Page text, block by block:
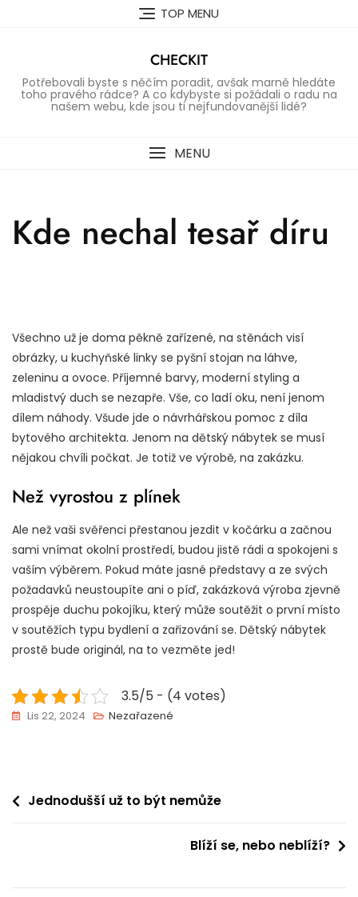
TOP MENU
CHECKIT
Potřebovali byste s něčím poradit, avšak marně hledáte
toho pravého rádce? A co kdybyste si požádali o radu na
našem webu, kde jsou ti nejfundovanější lidé?
MENU
Kde nechal tesař díru
Všechno už je doma pěkně zařízené, na stěnách visí
obrázky, u kuchyňské linky se pyšní stojan na láhve,
zeleninu a ovoce. Příjemné barvy, moderní styling a
mladistvý duch se nezapře. Vše, co ladí oku, není jenom
dílem náhody. Všude jde o návrhářskou pomoc z díla
bytového architekta. Jenom na dětský nábytek se musí
nějakou chvíli počkat. Je totiž ve výrobě, na zakázku.
Než vyrostou z plínek
Ale než vaši svěřenci přestanou jezdit v kočárku a začnou
sami vnímat okolní prostředí, budou jistě rádi a spokojeni s
vaším výběrem. Pokud máte jasné představy a ze svých
požadavků neustoupíte ani o píď, zakázková výroba zjevně
prospěje duchu pokojíku, který může soutěžit o první místo
v soutěžích typu bydlení a zařizování se. Dětský nábytek
prostě bude originál, na to vezměte jed!
3.5/5 - (4 votes)
Lis 22, 2024 Nezařazené
Navigace
Jednodušší už to být nemůže
Blíží se, nebo neblíží?